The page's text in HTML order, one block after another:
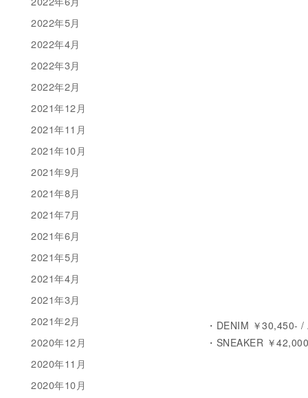
・DENIM ￥30,450-
・SNEAKER ￥
2022年5月
2022年4月
2022年3月
2022年2月
2021年12月
2021年11月
2021年10月
2021年9月
2021年8月
2021年7月
2021年6月
2021年5月
2021年4月
2021年3月
2021年2月
2020年12月
2020年11月
2020年10月